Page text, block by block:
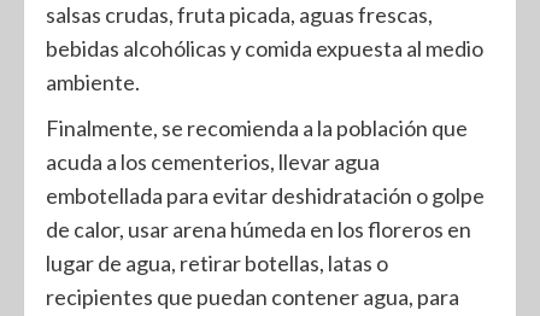
salsas crudas, fruta picada, aguas frescas,
bebidas alcohólicas y comida expuesta al medio
ambiente.
Finalmente, se recomienda a la población que
acuda a los cementerios, llevar agua
embotellada para evitar deshidratación o golpe
de calor, usar arena húmeda en los floreros en
lugar de agua, retirar botellas, latas o
recipientes que puedan contener agua, para